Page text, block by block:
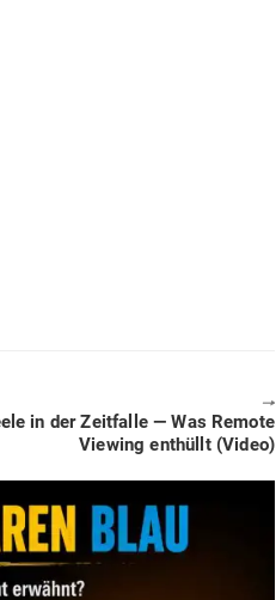
🠖
in der Zeit­falle — Was Remote
Viewing ent­hüllt (Video)